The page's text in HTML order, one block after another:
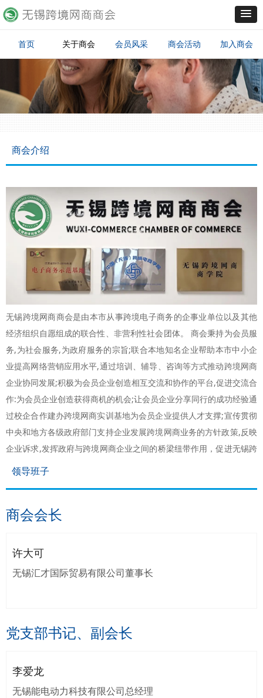
首页 关于商会 会员风采 商会活动 加入商会
商会介绍
无锡跨境网商商会是由本市从事跨境电子商务的企事业单位以及其他
经济组织自愿组成的联合性、非营利性社会团体。 商会秉持为会员服
务,为社会服务,为政府服务的宗旨;联合本地知名企业帮助本市中小企
业提高网络营销应用水平,通过培训、辅导、咨询等方式推动跨境网商
企业协同发展;积极为会员企业创造相互交流和协作的平台,促进交流合
作:为会员企业创造获得商机的机会;让会员企业分享同行的成功经验通
过校企合作建办跨境网商实训基地为会员企业提供人才支撑;宣传贯彻
中央和地方各级政府部门支持企业发展跨境网商业务的方针政策,反映
企业诉求,发挥政府与跨境网商企业之间的桥梁纽带作用，促进无锡跨
境电子商务的健康发展。
领导班子
许大可
无锡汇才国际贸易有限公司董事长
商会会长
李爱龙
无锡能电动力科技有限公司总经理
党支部书记、副会长